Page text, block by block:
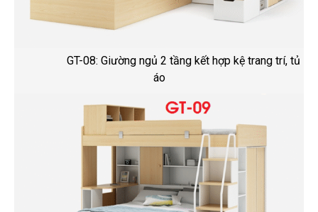
GT-08: Giường ngủ 2 tầng kết hợp kệ trang trí, tủ
áo